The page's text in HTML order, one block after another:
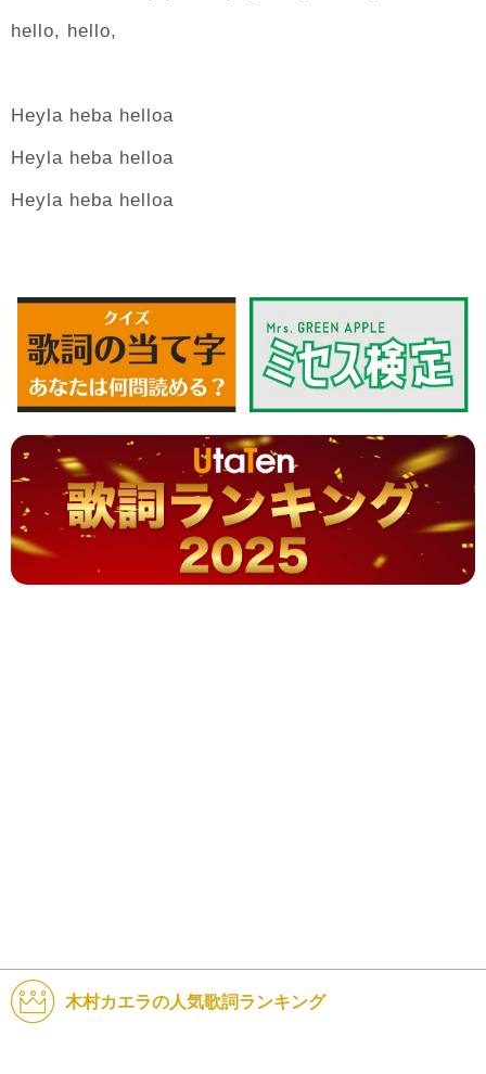
hello, hello,
Heyla heba helloa
Heyla heba helloa
Heyla heba helloa
木村カエラの人気歌詞ランキング